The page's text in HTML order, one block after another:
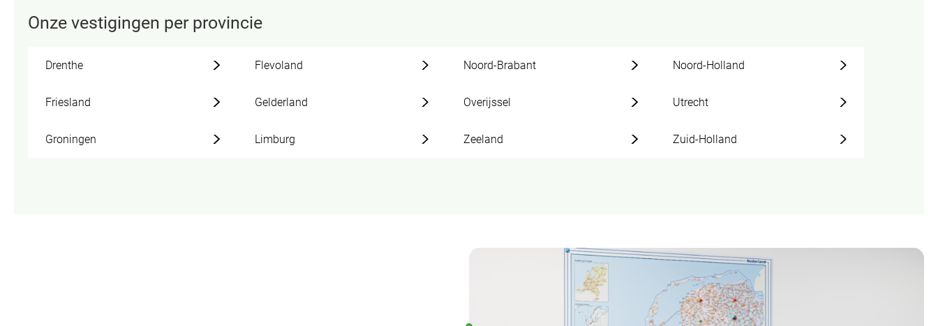
Onze vestigingen per provincie
Drenthe Flevoland Noord-Brabant Noord-Holland
Friesland Gelderland Overijssel Utrecht
Groningen Limburg Zeeland Zuid-Holland